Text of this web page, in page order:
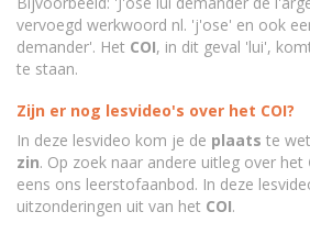
vervoegd werkwoord nl. 'j'ose' en ook
demander'. Het COI, in dit geval 'lui',
te staan.
Zijn er nog lesvideo's over het COI?
In deze lesvideo kom je de plaats te
zin. Op zoek naar andere uitleg over het
eens ons leerstofaanbod. In deze
uitzonderingen uit van het COI.